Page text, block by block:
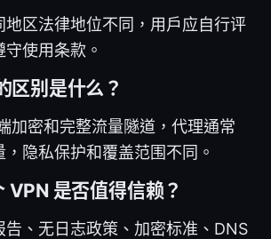
地区法律地位不同，用户应自行评
使用条款。
区别是什么？
加密和完整流量隧道，代理通常
隐私保护和覆盖范围不同。
VPN 是否值得信赖？
告、无日志政策、加密标准、DNS